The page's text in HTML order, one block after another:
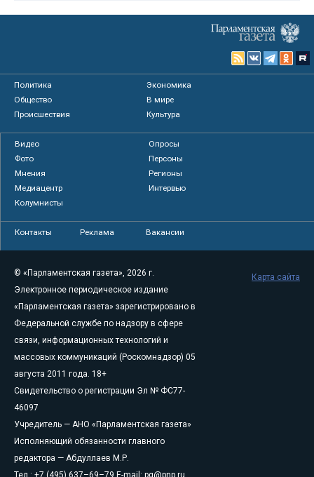
Политика
Экономика
Общество
В мире
Происшествия
Культура
Видео
Опросы
Фото
Персоны
Мнения
Регионы
Медиацентр
Интервью
Колумнисты
Контакты Реклама Вакансии
© «Парламентская газета», 2026 г.
Электронное периодическое издание
«Парламентская газета» зарегистрировано в
Федеральной службе по надзору в сфере
связи, информационных технологий и
массовых коммуникаций (Роскомнадзор) 05
августа 2011 года. 18+
Свидетельство о регистрации Эл № ФС77-
46097
Учредитель — АНО «Парламентская газета»
Исполняющий обязанности главного
редактора — Абдуллаев М.Р.
Карта сайта